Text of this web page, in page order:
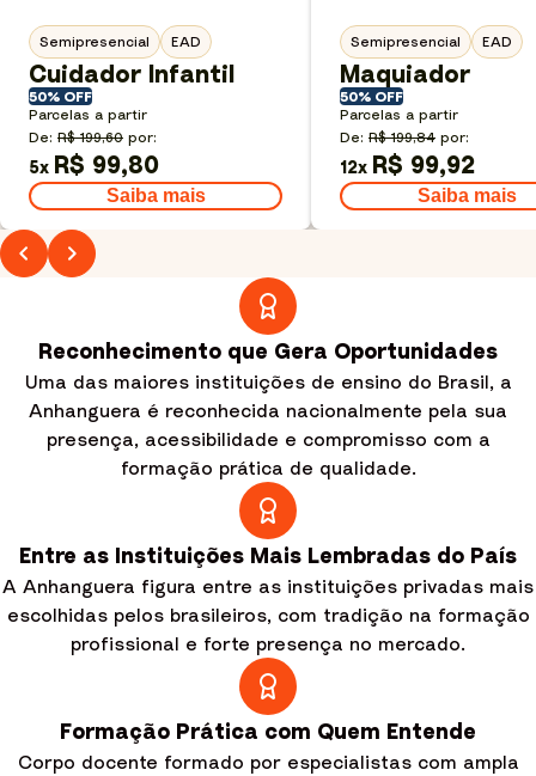
Semipresencial EAD
Cuidador Infantil
50% OFF
Parcelas a partir
De: R$ 199,60 por:
5x R$ 99,80
Saiba mais
Semipresencial EAD
Maquiador
50% OFF
Parcelas a partir
De: R$ 199,84 por:
12x R$ 99,92
Saiba mais
Reconhecimento que Gera Oportunidades
Uma das maiores instituições de ensino do Brasil, a
Anhanguera é reconhecida nacionalmente pela sua
presença, acessibilidade e compromisso com a
formação prática de qualidade.
Entre as Instituições Mais Lembradas do País
A Anhanguera figura entre as instituições privadas mais
escolhidas pelos brasileiros, com tradição na formação
profissional e forte presença no mercado.
Formação Prática com Quem Entende
Corpo docente formado por especialistas com ampla